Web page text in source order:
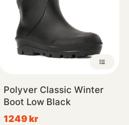
Polyver Classic Winter
Boot Low Black
1249 kr